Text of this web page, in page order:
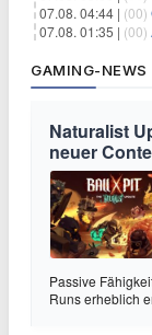
07.08. 04:44 | (00)
07.08. 01:35 | (00)
GAMING-NEWS
Naturalist
neuer
Passive
Runs erheblich